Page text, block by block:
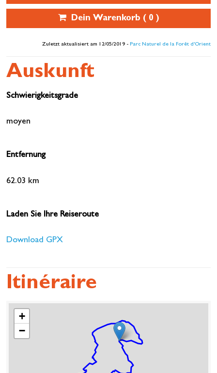
Dein Warenkorb ( 0 )
Zuletzt aktualisiert am 12/05/2019 -Parc Naturel de la Forêt d'Orient
Auskunft
Schwierigkeitsgrade
moyen
Entfernung
62.03 km
Laden Sie Ihre Reiseroute
Download GPX
Itinéraire
+
−